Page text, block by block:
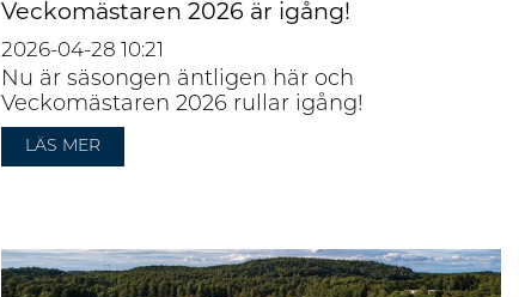
Veckomästaren 2026 är igång!
2026-04-28 10:21
Nu är säsongen äntligen här och
Veckomästaren 2026 rullar igång!
LÄS MER